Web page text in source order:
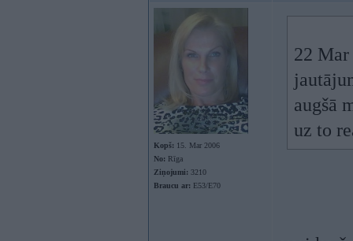
Kopš: 15. Mar 2006
No: Rīga
Ziņojumi: 3210
Braucu ar: E53/E70
22
augšā
uz to